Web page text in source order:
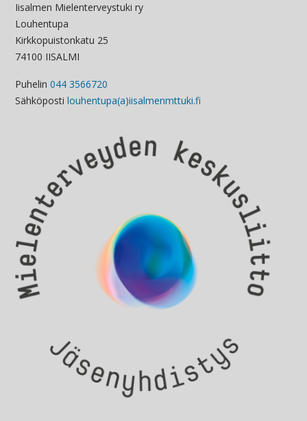
Iisalmen Mielenterveystuki ry
Louhentupa
Kirkkopuistonkatu 25
74100 IISALMI
Puhelin 044 3566720
Sähköposti louhentupa(a)iisalmenmttuki.fi